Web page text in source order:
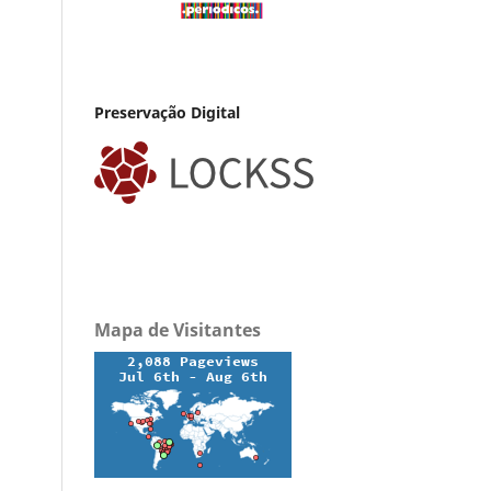
Preservação Digital
Mapa de Visitantes